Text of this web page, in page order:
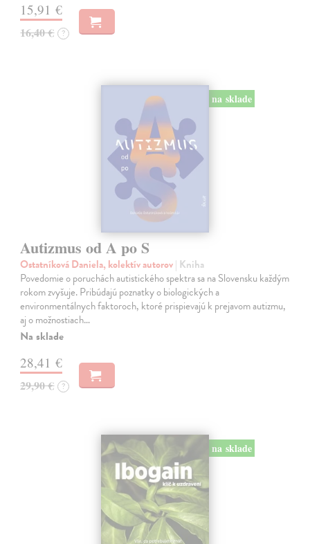
15,91 €
16,40 € ?
na sklade
Autizmus od A po S
Ostatníková Daniela, kolektív autorov| Kniha
Povedomie o poruchách autistického spektra sa na Slovensku každým
rokom zvyšuje. Pribúdajú poznatky o biologických a
environmentálnych faktoroch, ktoré prispievajú k prejavom autizmu,
aj o možnostiach…
Na sklade
28,41 €
29,90 € ?
na sklade